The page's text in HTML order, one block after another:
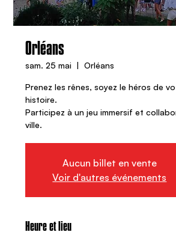
Orléans
sam. 25 mai
  |
Orléans
Prenez les rênes, soyez le héros de
histoire.
Participez à un jeu immersif et
ville.
Aucun billet en vente
Voir d'autres événements
Heure et lieu